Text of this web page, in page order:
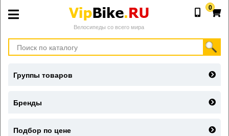
Велосипеды со всего мира
0
Группы товаров
Бренды
Подбор по цене